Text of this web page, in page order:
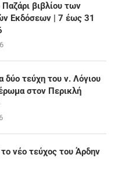
Παζάρι βιβλίου των
Εκδόσεων | 7 έως 31
δύο τεύχη του ν. Λόγιου
στον Περικλή
νέο τεύχος του Άρδην